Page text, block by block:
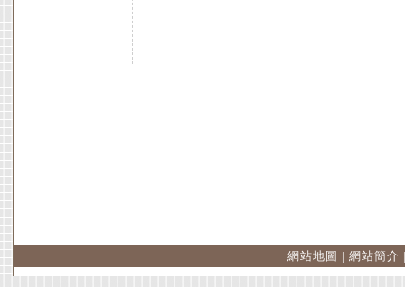
網站地圖 | 網站簡介